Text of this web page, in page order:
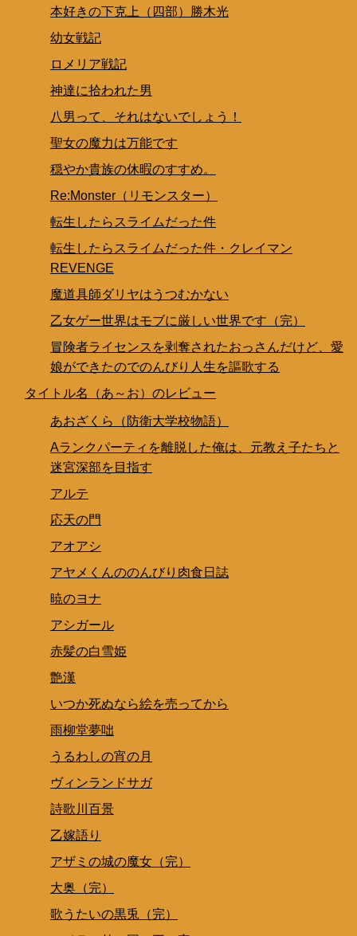
本好きの下克上（四部）勝木光
幼女戦記
ロメリア戦記
神達に拾われた男
八男って、それはないでしょう！
聖女の魔力は万能です
穏やか貴族の休暇のすすめ。
Re:Monster（リモンスター）
転生したらスライムだった件
転生したらスライムだった件・クレイマン
REVENGE
魔道具師ダリヤはうつむかない
乙女ゲー世界はモブに厳しい世界です（完）
冒険者ライセンスを剥奪されたおっさんだけど、愛
娘ができたのでのんびり人生を謳歌する
タイトル名（あ～お）のレビュー
あおざくら（防衛大学校物語）
Aランクパーティを離脱した俺は、元教え子たちと
迷宮深部を目指す
アルテ
応天の門
アオアシ
アヤメくんののんびり肉食日誌
暁のヨナ
アシガール
赤髪の白雪姫
艶漢
いつか死ぬなら絵を売ってから
雨柳堂夢咄
うるわしの宵の月
ヴィンランドサガ
詩歌川百景
乙嫁語り
アザミの城の魔女（完）
大奥（完）
歌うたいの黒兎（完）